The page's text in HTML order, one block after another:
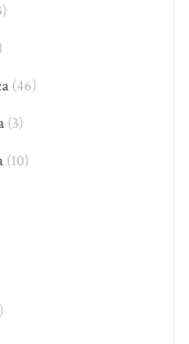
(46)
(3)
(10)